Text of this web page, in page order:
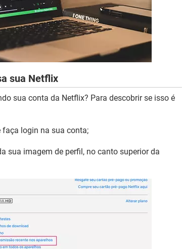
sua Netflix
sua conta da Netflix? Para descobrir se isso é
faça login na sua conta;
sua imagem de perfil, no canto superior da